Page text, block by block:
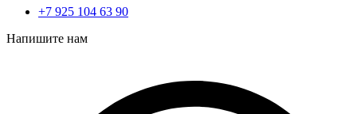
+7 925 104 63 90
Напишите нам